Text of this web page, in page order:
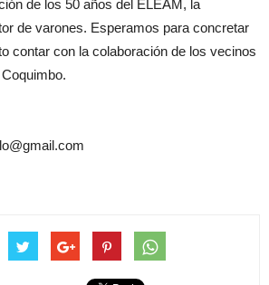
de los 50 años del ELEAM, la
de varones. Esperamos para concretar
contar con la colaboración de los vecinos